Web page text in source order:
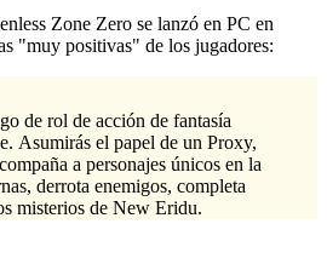
Zone Zero se lanzó en PC en
"muy positivas" de los jugadores:
de rol de acción de fantasía
Asumirás el papel de un Proxy,
a personajes únicos en la
derrota enemigos, completa
misterios de New Eridu.